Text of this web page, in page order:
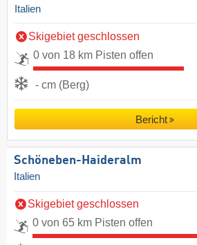
Italien
Skigebiet geschlossen
0 von 18 km Pisten offen
- cm (Berg)
Bericht
Schöneben-Haideralm
Italien
Skigebiet geschlossen
0 von 65 km Pisten offen